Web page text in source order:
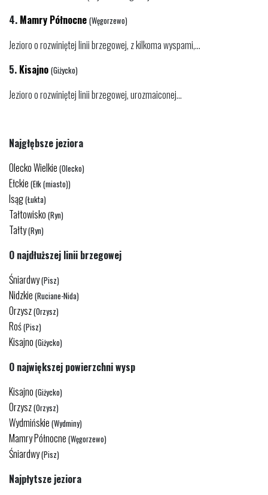
4. Mamry Północne (Węgorzewo)
Jezioro o rozwiniętej linii brzegowej, z kilkoma wyspami,...
5. Kisajno (Giżycko)
Jezioro o rozwiniętej linii brzegowej, urozmaiconej...
Najgłębsze jeziora
Olecko Wielkie (Olecko)
Ełckie (Ełk (miasto))
Isąg(Łukta)
Tałtowisko (Ryn)
Tałty(Ryn)
O najdłuższej linii brzegowej
Śniardwy(Pisz)
Nidzkie (Ruciane-Nida)
Orzysz(Orzysz)
Roś(Pisz)
Kisajno (Giżycko)
O największej powierzchni wysp
Kisajno (Giżycko)
Orzysz(Orzysz)
Wydmińskie (Wydminy)
Mamry Północne (Węgorzewo)
Śniardwy(Pisz)
Najpłytsze jeziora